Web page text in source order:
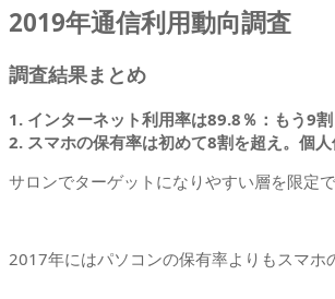
2019年通信利用動向調査
調査結果まとめ
1. インターネット利用率は89.8％：もう9割
2. スマホの保有率は初めて8割を超え。個人
サロンでターゲットになりやすい層を限定
2017年にはパソコンの保有率よりもスマ